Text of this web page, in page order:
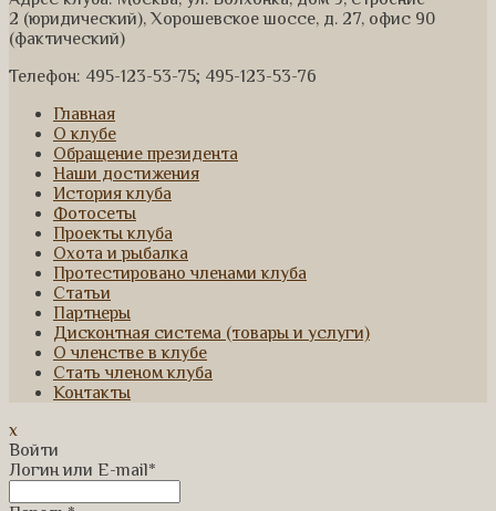
2 (юридический), Хорошевское шоссе, д. 27, офис 90
(фактический)
Телефон: 495-123-53-75; 495-123-53-76
Главная
О клубе
Обращение президента
Наши достижения
История клуба
Фотосеты
Проекты клуба
Охота и рыбалка
Протестировано членами клуба
Статьи
Партнеры
Дисконтная система (товары и услуги)
О членстве в клубе
Стать членом клуба
Контакты
x
Войти
Логин или E-mail*